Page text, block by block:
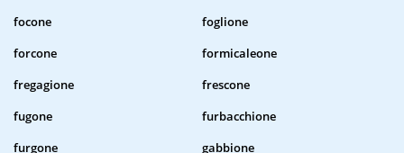
focone
foglione
forcone
formicaleone
fregagione
frescone
fugone
furbacchione
furgone
gabbione